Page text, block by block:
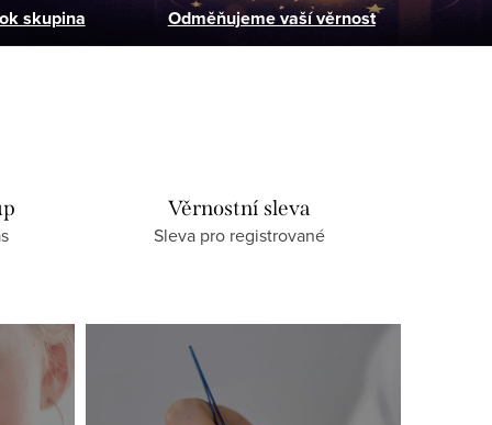
skupina Odměňujeme vaší věrnost
Věrnostní sleva
Sleva pro registrované